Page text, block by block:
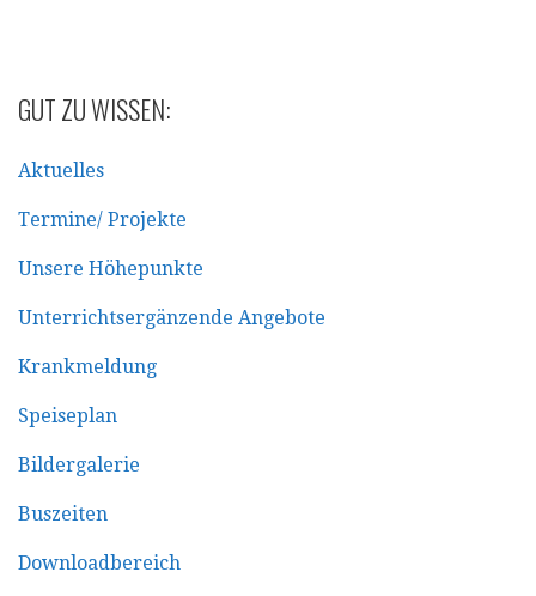
GUT ZU WISSEN:
Aktuelles
Termine/ Projekte
Unsere Höhepunkte
Unterrichtsergänzende Angebote
Krankmeldung
Speiseplan
Bildergalerie
Buszeiten
Downloadbereich